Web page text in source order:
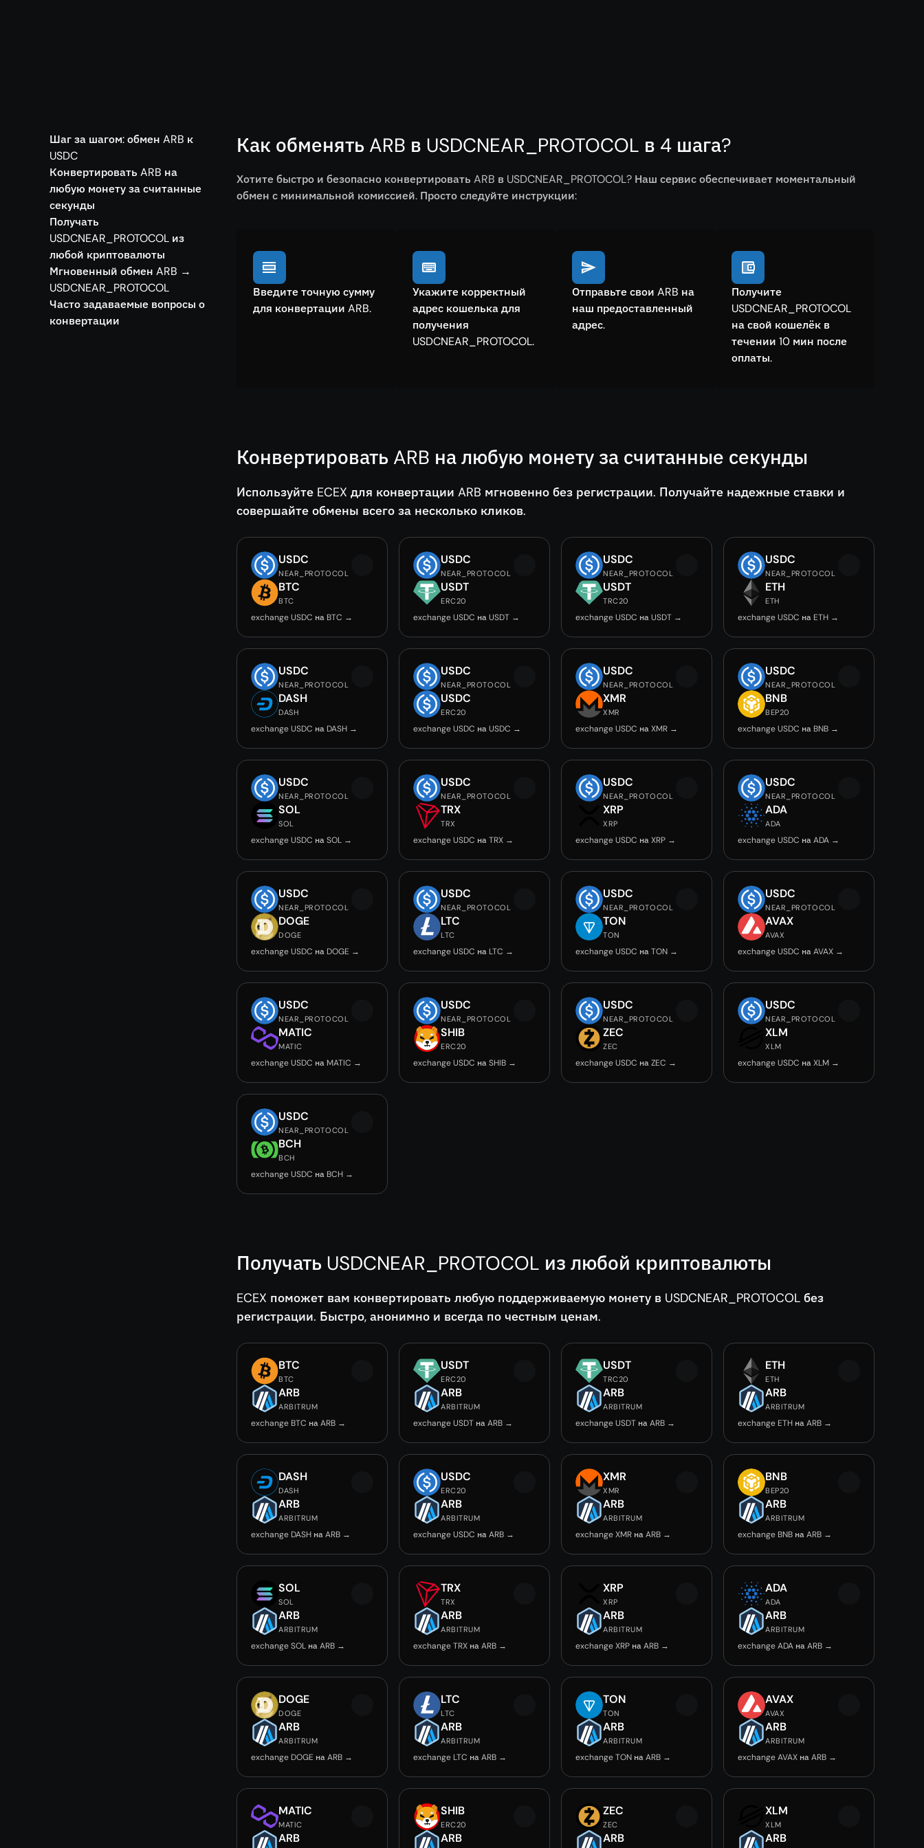
Шаг за шагом: обмен ARB к
USDC
Конвертировать ARB на
любую монету за считанные
секунды
Получать
USDCNEAR_PROTOCOL из
любой криптовалюты
Мгновенный обмен ARB →
USDCNEAR_PROTOCOL
Часто задаваемые вопросы о
конвертации
Как обменять ARB в USDCNEAR_PROTOCOL в 4 шага?
Хотите быстро и безопасно конвертировать ARB в USDCNEAR_PROTOCOL? Наш сервис обеспечивает моментальный
обмен с минимальной комиссией. Просто следуйте инструкции:
Введите точную сумму
для конвертации ARB.
Укажите корректный
адрес кошелька для
получения
USDCNEAR_PROTOCOL.
Отправьте свои ARB на
наш предоставленный
адрес.
Получите
USDCNEAR_PROTOCOL
на свой кошелёк в
течении 10 мин после
оплаты.
Конвертировать ARB на любую монету за считанные секунды
Используйте ECEX для конвертации ARB мгновенно без регистрации. Получайте надежные ставки и
совершайте обмены всего за несколько кликов.
USDC
NEAR_PROTOCOL
BTC
BTC
exchange USDC на BTC →
USDC
NEAR_PROTOCOL
USDT
ERC20
exchange USDC на USDT →
USDC
NEAR_PROTOCOL
USDT
TRC20
exchange USDC на USDT →
USDC
NEAR_PROTOCOL
ETH
ETH
exchange USDC на ETH →
USDC
NEAR_PROTOCOL
DASH
DASH
exchange USDC на DASH →
USDC
NEAR_PROTOCOL
USDC
ERC20
exchange USDC на USDC →
USDC
NEAR_PROTOCOL
XMR
XMR
exchange USDC на XMR →
USDC
NEAR_PROTOCOL
BNB
BEP20
exchange USDC на BNB →
USDC
NEAR_PROTOCOL
SOL
SOL
exchange USDC на SOL →
USDC
NEAR_PROTOCOL
TRX
TRX
exchange USDC на TRX →
USDC
NEAR_PROTOCOL
XRP
XRP
exchange USDC на XRP →
USDC
NEAR_PROTOCOL
ADA
ADA
exchange USDC на ADA →
USDC
NEAR_PROTOCOL
DOGE
DOGE
exchange USDC на DOGE →
USDC
NEAR_PROTOCOL
LTC
LTC
exchange USDC на LTC →
USDC
NEAR_PROTOCOL
TON
TON
exchange USDC на TON →
USDC
NEAR_PROTOCOL
AVAX
AVAX
exchange USDC на AVAX →
USDC
NEAR_PROTOCOL
MATIC
MATIC
exchange USDC на MATIC →
USDC
NEAR_PROTOCOL
SHIB
ERC20
exchange USDC на SHIB →
USDC
NEAR_PROTOCOL
ZEC
ZEC
exchange USDC на ZEC →
USDC
NEAR_PROTOCOL
XLM
XLM
exchange USDC на XLM →
USDC
NEAR_PROTOCOL
BCH
BCH
exchange USDC на BCH →
Получать USDCNEAR_PROTOCOL из любой криптовалюты
ECEX поможет вам конвертировать любую поддерживаемую монету в USDCNEAR_PROTOCOL без
регистрации. Быстро, анонимно и всегда по честным ценам.
BTC
BTC
ARB
ARBITRUM
exchange BTC на ARB →
USDT
ERC20
ARB
ARBITRUM
exchange USDT на ARB →
USDT
TRC20
ARB
ARBITRUM
exchange USDT на ARB →
ETH
ETH
ARB
ARBITRUM
exchange ETH на ARB →
DASH
DASH
ARB
ARBITRUM
exchange DASH на ARB →
USDC
ERC20
ARB
ARBITRUM
exchange USDC на ARB →
XMR
XMR
ARB
ARBITRUM
exchange XMR на ARB →
BNB
BEP20
ARB
ARBITRUM
exchange BNB на ARB →
SOL
SOL
ARB
ARBITRUM
exchange SOL на ARB →
TRX
TRX
ARB
ARBITRUM
exchange TRX на ARB →
XRP
XRP
ARB
ARBITRUM
exchange XRP на ARB →
ADA
ADA
ARB
ARBITRUM
exchange ADA на ARB →
DOGE
DOGE
ARB
ARBITRUM
exchange DOGE на ARB →
LTC
LTC
ARB
ARBITRUM
exchange LTC на ARB →
TON
TON
ARB
ARBITRUM
exchange TON на ARB →
AVAX
AVAX
ARB
ARBITRUM
exchange AVAX на ARB →
MATIC
MATIC
ARB
SHIB
ERC20
ARB
ZEC
ZEC
ARB
XLM
XLM
ARB